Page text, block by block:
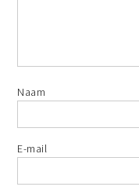
Naam
E-mail